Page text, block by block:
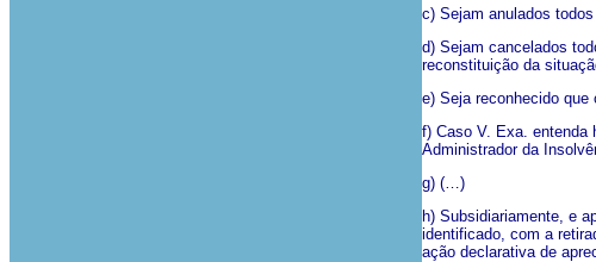
c) Sejam anulados
d) Sejam cancelados
reconstituição da
e) Seja reconhecido que
f) Caso V. Exa. entenda
Administrador da
g) (…)
h) Subsidiariamente, e
identificado, com a
ação declarativa de